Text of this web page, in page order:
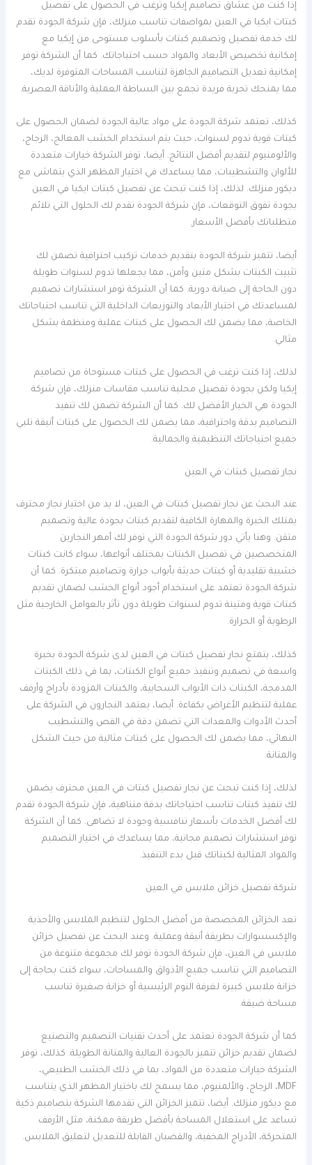
إذا كنت من عشاق تصاميم إيكيا وترغب في الحصول على تفصيل
كبتات ايكيا في العين بمواصفات تناسب منزلك، فإن شركة الجودة تقدم
لك خدمة تفصيل وتصميم كبتات بأسلوب مستوحى من إيكيا مع
إمكانية تخصيص الأبعاد والمواد حسب احتياجاتك. كما أن الشركة توفر
إمكانية تعديل التصاميم الجاهزة لتناسب المساحات المتوفرة لديك،
مما يمنحك تجربة فريدة تجمع بين البساطة العملية والأناقة العصرية.
كذلك، تعتمد شركة الجودة على مواد عالية الجودة لضمان الحصول على
كبتات قوية تدوم لسنوات، حيث يتم استخدام الخشب المعالج، الزجاج،
والألومنيوم لتقديم أفضل النتائج. أيضا، توفر الشركة خيارات متعددة
للألوان والتشطيبات، مما يساعدك في اختيار المظهر الذي يتماشى مع
ديكور منزلك. لذلك، إذا كنت تبحث عن تفصيل كبتات ايكيا في العين
بجودة تفوق التوقعات، فإن شركة الجودة تقدم لك الحلول التي تلائم
متطلباتك بأفضل الأسعار.
أيضا، تتميز شركة الجودة بتقديم خدمات تركيب احترافية تضمن لك
تثبيت الكبتات بشكل متين وآمن، مما يجعلها تدوم لسنوات طويلة
دون الحاجة إلى صيانة دورية. كما أن الشركة توفر استشارات تصميم
لمساعدتك في اختيار الأبعاد والتوزيعات الداخلية التي تناسب احتياجاتك
الخاصة، مما يضمن لك الحصول على كبتات عملية ومنظمة بشكل
مثالي.
لذلك، إذا كنت ترغب في الحصول على كبتات مستوحاة من تصاميم
إيكيا ولكن بجودة تفصيل محلية تناسب مقاسات منزلك، فإن شركة
الجودة هي الخيار الأفضل لك. كما أن الشركة تضمن لك تنفيذ
التصاميم بدقة واحترافية، مما يضمن لك الحصول على كبتات أنيقة تلبي
جميع احتياجاتك التنظيمية والجمالية.
نجار تفصيل كبتات في العين
عند البحث عن نجار تفصيل كبتات في العين، لا بد من اختيار نجار محترف
يمتلك الخبرة والمهارة الكافية لتقديم كبتات بجودة عالية وتصميم
متقن. وهنا يأتي دور شركة الجودة التي توفر لك أمهر النجارين
المتخصصين في تفصيل الكبتات بمختلف أنواعها، سواء كانت كبتات
خشبية تقليدية أو كبتات حديثة بأبواب جرارة وتصاميم مبتكرة. كما أن
شركة الجودة تعتمد على استخدام أجود أنواع الخشب لضمان تقديم
كبتات قوية ومتينة تدوم لسنوات طويلة دون تأثر بالعوامل الخارجية مثل
الرطوبة أو الحرارة.
كذلك، يتمتع نجار تفصيل كبتات في العين لدى شركة الجودة بخبرة
واسعة في تصميم وتنفيذ جميع أنواع الكبتات، بما في ذلك الكبتات
المدمجة، الكبتات ذات الأبواب السحابية، والكبتات المزودة بأدراج وأرفف
عملية لتنظيم الأغراض بكفاءة. أيضا، يعتمد النجارون في الشركة على
أحدث الأدوات والمعدات التي تضمن دقة في القص والتشطيب
النهائي، مما يضمن لك الحصول على كبتات مثالية من حيث الشكل
والمتانة.
لذلك، إذا كنت تبحث عن نجار تفصيل كبتات في العين محترف يضمن
لك تنفيذ كبتات تناسب احتياجاتك بدقة متناهية، فإن شركة الجودة تقدم
لك أفضل الخدمات بأسعار تنافسية وجودة لا تضاهى. كما أن الشركة
توفر استشارات تصميم مجانية، مما يساعدك في اختيار التصميم
والمواد المثالية لكبتاتك قبل بدء التنفيذ.
شركة تفصيل خزائن ملابس في العين
تعد الخزائن المخصصة من أفضل الحلول لتنظيم الملابس والأحذية
والإكسسوارات بطريقة أنيقة وعملية. وعند البحث عن تفصيل خزائن
ملابس في العين، فإن شركة الجودة توفر لك مجموعة متنوعة من
التصاميم التي تناسب جميع الأذواق والمساحات، سواء كنت بحاجة إلى
خزانة ملابس كبيرة لغرفة النوم الرئيسية أو خزانة صغيرة تناسب
مساحة ضيقة.
كما أن شركة الجودة تعتمد على أحدث تقنيات التصميم والتصنيع
لضمان تقديم خزائن تتميز بالجودة العالية والمتانة الطويلة. كذلك، توفر
الشركة خيارات متعددة من المواد، بما في ذلك الخشب الطبيعي،
MDF، الزجاج، والألمنيوم، مما يسمح لك باختيار المظهر الذي يتناسب
مع ديكور منزلك. أيضا، تتميز الخزائن التي تقدمها الشركة بتصاميم ذكية
تساعد على استغلال المساحة بأفضل طريقة ممكنة، مثل الأرفف
المتحركة، الأدراج المخفية، والقضبان القابلة للتعديل لتعليق الملابس.